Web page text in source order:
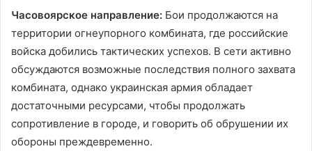
Часовоярское направление: Бои продолжаются на
территории огнеупорного комбината, где российские
войска добились тактических успехов. В сети активно
обсуждаются возможные последствия полного захвата
комбината, однако украинская армия обладает
достаточными ресурсами, чтобы продолжать
сопротивление в городе, и говорить об обрушении их
обороны преждевременно.